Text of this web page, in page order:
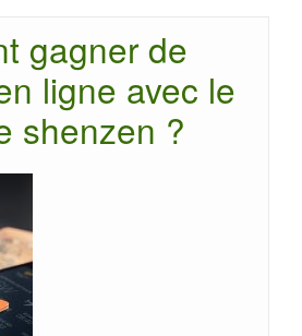
gagner de
ligne avec le
shenzen ?